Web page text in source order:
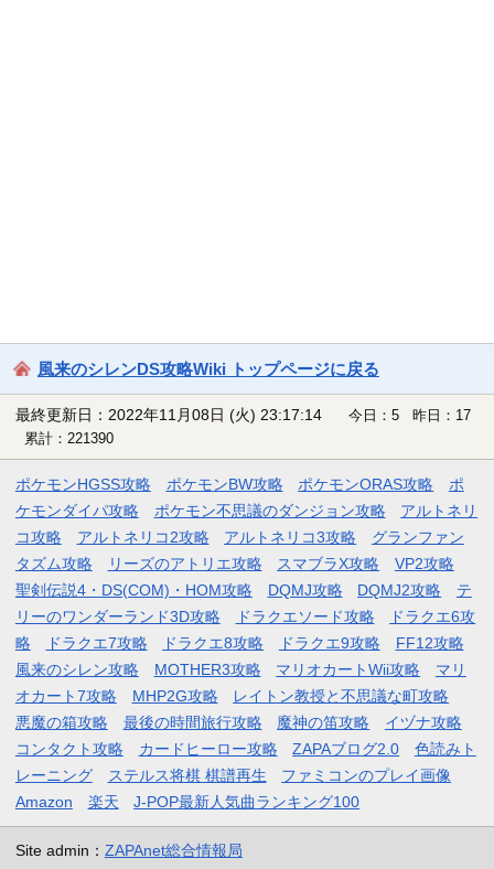
風来のシレンDS攻略Wiki トップページに戻る
最終更新日：2022年11月08日 (火) 23:17:14
今日：5 昨日：17
累計：221390
ポケモンHGSS攻略 ポケモンBW攻略 ポケモンORAS攻略
ポ
ケモンダイパ攻略
ポケモン不思議のダンジョン攻略
アルトネリ
コ攻略
アルトネリコ2攻略 アルトネリコ3攻略
グランファン
タズム攻略
リーズのアトリエ攻略 スマブラX攻略
VP2攻略
聖剣伝説4・DS(COM)・HOM攻略
DQMJ攻略 DQMJ2攻略
テ
リーのワンダーランド3D攻略
ドラクエソード攻略
ドラクエ6攻
略
ドラクエ7攻略 ドラクエ8攻略 ドラクエ9攻略
FF12攻略
風来のシレン攻略
MOTHER3攻略 マリオカートWii攻略
マリ
オカート7攻略
MHP2G攻略
レイトン教授と不思議な町攻略
悪魔の箱攻略
最後の時間旅行攻略 魔神の笛攻略
イヅナ攻略
コンタクト攻略
カードヒーロー攻略 ZAPAブログ2.0
色読みト
レーニング
ステルス将棋 棋譜再生
ファミコンのプレイ画像
Amazon
楽天 J-POP最新人気曲ランキング100
Site admin： ZAPAnet総合情報局